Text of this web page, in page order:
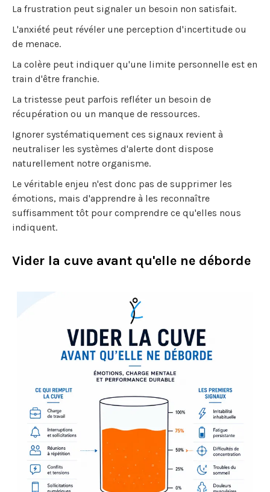
La frustration peut signaler un besoin non satisfait.
L'anxiété peut révéler une perception d'incertitude ou
de menace.
La colère peut indiquer qu'une limite personnelle est en
train d'être franchie.
La tristesse peut parfois refléter un besoin de
récupération ou un manque de ressources.
Ignorer systématiquement ces signaux revient à
neutraliser les systèmes d'alerte dont dispose
naturellement notre organisme.
Le véritable enjeu n'est donc pas de supprimer les
émotions, mais d'apprendre à les reconnaître
suffisamment tôt pour comprendre ce qu'elles nous
indiquent.
Vider la cuve avant qu'elle ne déborde